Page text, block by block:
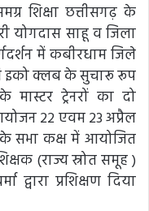
शिक्षा छत्तीसगढ़ के
योगदास साहू व जिला
में कबीरधाम जिले
इको क्लब के सुचारू रूप
मास्टर ट्रेनरों का दो
22 एवम 23 अप्रैल
सभा कक्ष में आयोजित
(राज्य स्रोत समूह )
द्वारा प्रशिक्षण दिया